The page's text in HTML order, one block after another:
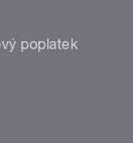
poplatek